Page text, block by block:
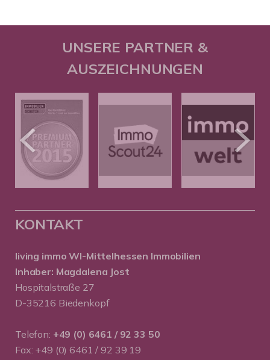
UNSERE PARTNER &
AUSZEICHNUNGEN
KONTAKT
living immo WI-Mittelhessen Immobilien
Inhaber: Magdalena Jost
Hospitalstraße 27
D-35216 Biedenkopf
Telefon: +49 (0) 6461 / 92 33 50
Fax: +49 (0) 6461 / 92 39 19